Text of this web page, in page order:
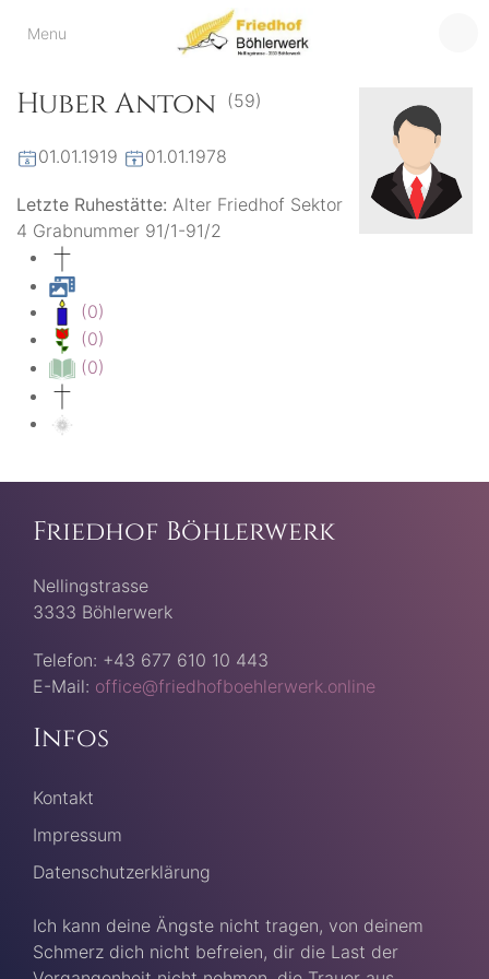
Menu
Friedhof
der virtuelle Friedhof
Huber Anton (59)
01.01.1919 01.01.1978
Letzte Ruhestätte: Alter Friedhof Sektor
4 Grabnummer 91/1-91/2
(0)
(0)
(0)
Friedhof Böhlerwerk
Nellingstrasse
3333 Böhlerwerk
Telefon: +43 677 610 10 443
E-Mail: office@friedhofboehlerwerk.online
Infos
Kontakt
Impressum
Datenschutzerklärung
Ich kann deine Ängste nicht tragen, von deinem
Schmerz dich nicht befreien, dir die Last der